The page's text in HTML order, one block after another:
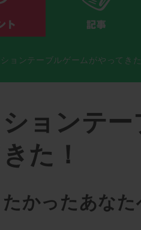
ョンテーブルゲームがやってきた
ョンテー
た！
かったあなた